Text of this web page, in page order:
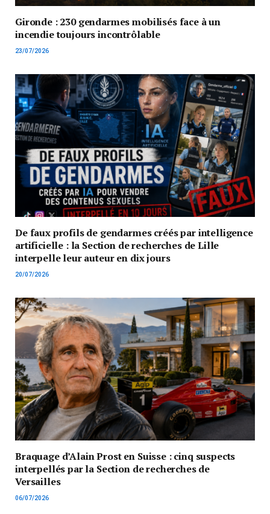
Gironde : 230 gendarmes mobilisés face à un
incendie toujours incontrôlable
23/07/2026
De faux profils de gendarmes créés par intelligence
artificielle : la Section de recherches de Lille
interpelle leur auteur en dix jours
20/07/2026
Braquage d’Alain Prost en Suisse : cinq suspects
interpellés par la Section de recherches de
Versailles
06/07/2026